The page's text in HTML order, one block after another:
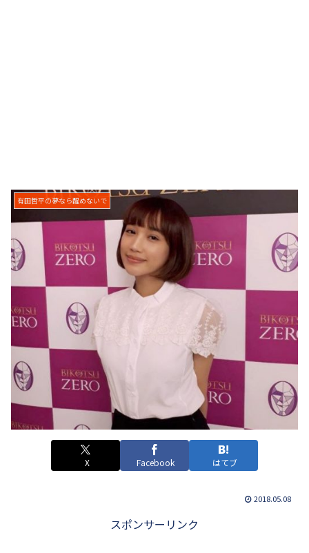
有田哲平の夢なら醒めないで
X Facebook はてブ
2018.05.08
スポンサーリンク